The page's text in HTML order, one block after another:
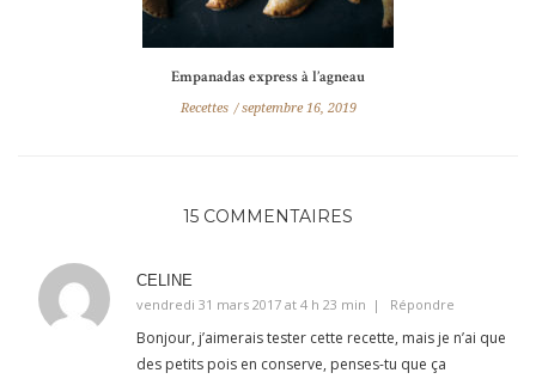
Empanadas express à l’agneau
Recettes septembre 16, 2019
15 COMMENTAIRES
CELINE
vendredi 31 mars 2017 at 4 h 23 min
Répondre
Bonjour, j’aimerais tester cette recette, mais je n’ai que
des petits pois en conserve, penses-tu que ça